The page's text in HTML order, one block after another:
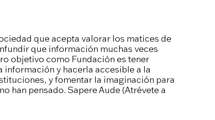
que acepta valorar los matices de
que información muchas veces
objetivo como Fundación es tener
y hacerla accesible a la
y fomentar la imaginación para
han pensado. Sapere Aude (Atrévete a